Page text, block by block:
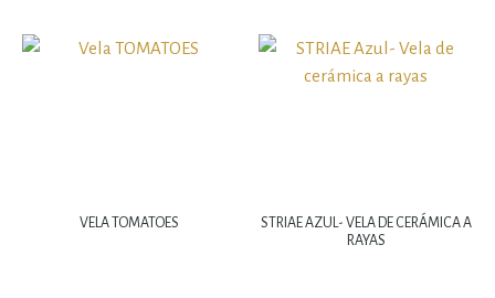
VELA TOMATOES
STRIAE AZUL- VELA DE CERÁMICA A
RAYAS